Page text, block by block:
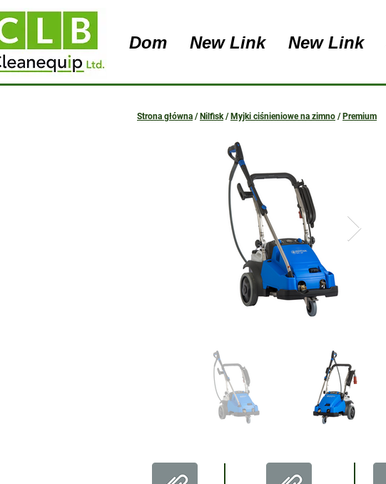
Dom New Link New Link
Strona główna / Nilfisk/ Myjki ciśnieniowe na zimno / Premium